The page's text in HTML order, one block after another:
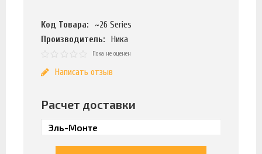
Код Товара:
~26 Series
Производитель:
Ника
Пока не оценен
Написать отзыв
Расчет доставки